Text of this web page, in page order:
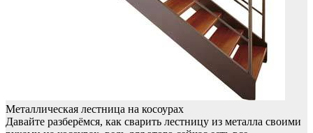
Металлическая лестница на косоурах
Давайте разберёмся, как сварить лестницу из металла своими